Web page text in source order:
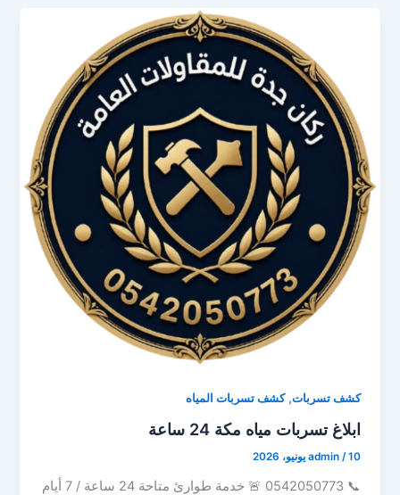
كشف تسربات,كشف تسربات المياه
ابلاغ تسربات مياه مكة 24 ساعة
admin /10 يونيو، 2026
📞 0542050773 🚨 خدمة طوارئ متاحة 24 ساعة / 7 أيام